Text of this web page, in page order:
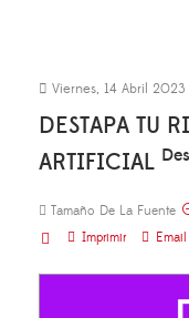
Viernes, 14 Abril 2023
DESTAPA TU
ARTIFICIAL
Tamaño De La Fuente
Imprimir
Email